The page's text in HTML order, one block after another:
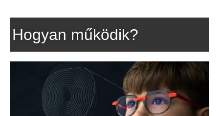
Hogyan működik?